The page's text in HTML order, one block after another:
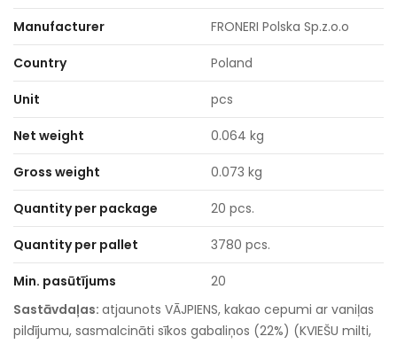
Manufacturer FRONERI Polska Sp.z.o.o
Country Poland
Unit pcs
Net weight 0.064 kg
Gross weight 0.073 kg
Quantity per package 20 pcs.
Quantity per pallet 3780 pcs.
Min. pasūtījums
20
Sastāvdaļas: atjaunots VĀJPIENS, kakao cepumi ar vaniļas
pildījumu, sasmalcināti sīkos gabaliņos (22%) (KVIEŠU milti,